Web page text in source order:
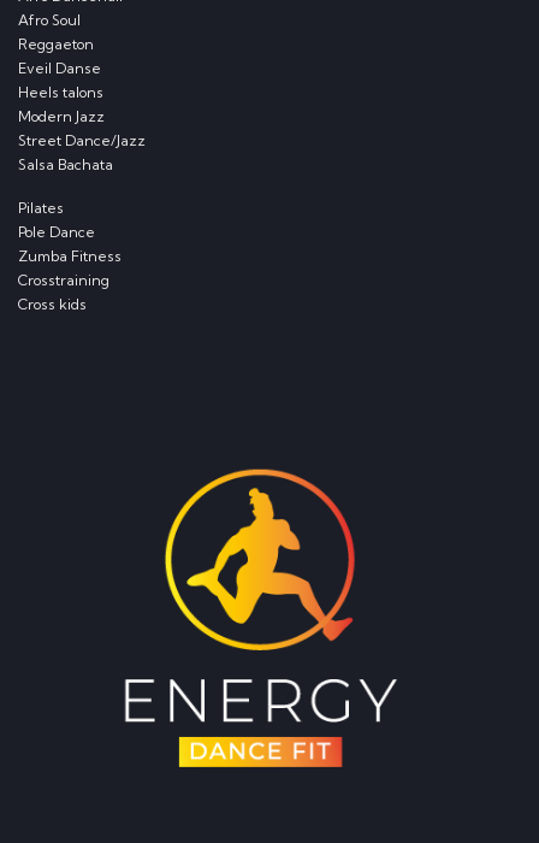
Afro Soul
Reggaeton
Eveil Danse
Heels talons
Modern Jazz
Street Dance/Jazz
Salsa Bachata
Pilates
Pole Dance
Zumba Fitness
Crosstraining
Cross kids